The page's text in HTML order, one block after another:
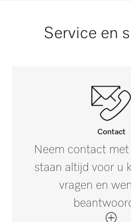
Service en
Contact
Neem contact
staan altijd voor u
vragen en